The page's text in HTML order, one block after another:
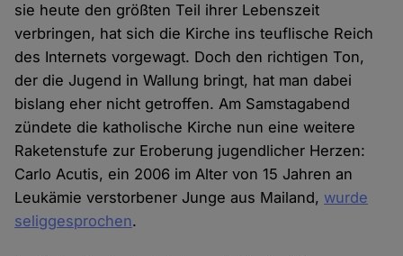
sie heute den größten Teil ihrer Lebenszeit
verbringen, hat sich die Kirche ins teuflische Reich
des Internets vorgewagt. Doch den richtigen Ton,
der die Jugend in Wallung bringt, hat man dabei
bislang eher nicht getroffen. Am Samstagabend
zündete die katholische Kirche nun eine weitere
Raketenstufe zur Eroberung jugendlicher Herzen:
Carlo Acutis, ein 2006 im Alter von 15 Jahren an
Leukämie verstorbener Junge aus Mailand, wurde
seliggesprochen.